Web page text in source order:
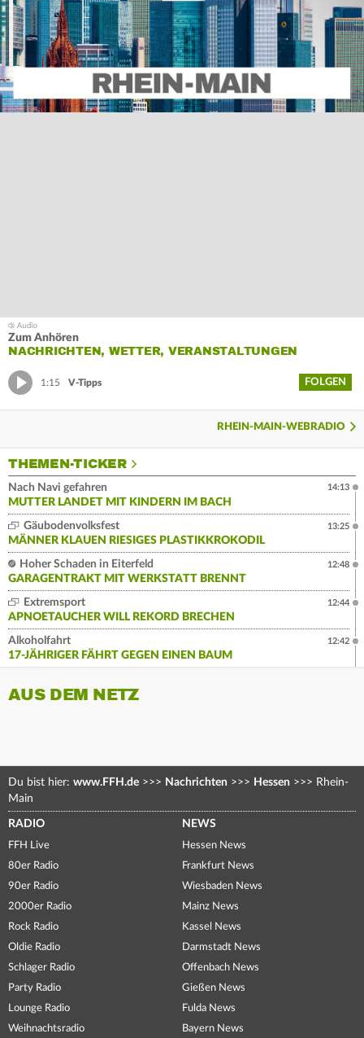
Zum Anhören
NACHRICHTEN, WETTER, VERANSTALTUNGEN
1:15 V-Tipps FOLGEN
RHEIN-MAIN-WEBRADIO
THEMEN-TICKER
Nach Navi gefahren
MUTTER LANDET MIT KINDERN IM BACH
14:13
Gäubodenvolksfest
MÄNNER KLAUEN RIESIGES PLASTIKKROKODIL
13:25
Hoher Schaden in Eiterfeld
GARAGENTRAKT MIT WERKSTATT BRENNT
12:48
Extremsport
APNOETAUCHER WILL REKORD BRECHEN
12:44
Alkoholfahrt
17-JÄHRIGER FÄHRT GEGEN EINEN BAUM
12:42
AUS DEM NETZ
Du bist hier: www.FFH.de >>> Nachrichten >>> Hessen >>> Rhein-
Main
RADIO
FFH Live
80er Radio
90er Radio
2000er Radio
Rock Radio
Oldie Radio
Schlager Radio
Party Radio
Lounge Radio
Weihnachtsradio
NEWS
Hessen News
Frankfurt News
Wiesbaden News
Mainz News
Kassel News
Darmstadt News
Offenbach News
Gießen News
Fulda News
Bayern News